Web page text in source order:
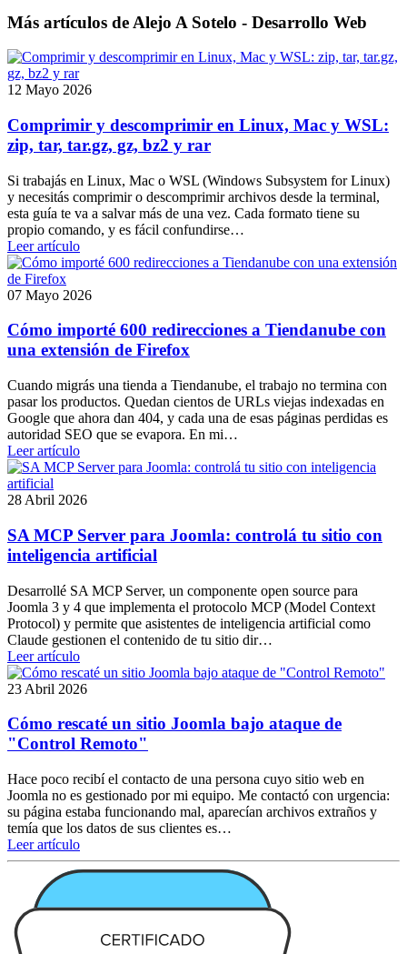
Más artículos de Alejo A Sotelo - Desarrollo Web
12 Mayo 2026
Comprimir y descomprimir en Linux, Mac y WSL:
zip, tar, tar.gz, gz, bz2 y rar
Si trabajás en Linux, Mac o WSL (Windows Subsystem for Linux)
y necesitás comprimir o descomprimir archivos desde la terminal,
esta guía te va a salvar más de una vez. Cada formato tiene su
propio comando, y es fácil confundirse…
Leer artículo
07 Mayo 2026
Cómo importé 600 redirecciones a Tiendanube con
una extensión de Firefox
Cuando migrás una tienda a Tiendanube, el trabajo no termina con
pasar los productos. Quedan cientos de URLs viejas indexadas en
Google que ahora dan 404, y cada una de esas páginas perdidas es
autoridad SEO que se evapora. En mi…
Leer artículo
28 Abril 2026
SA MCP Server para Joomla: controlá tu sitio con
inteligencia artificial
Desarrollé SA MCP Server, un componente open source para
Joomla 3 y 4 que implementa el protocolo MCP (Model Context
Protocol) y permite que asistentes de inteligencia artificial como
Claude gestionen el contenido de tu sitio dir…
Leer artículo
23 Abril 2026
Cómo rescaté un sitio Joomla bajo ataque de
"Control Remoto"
Hace poco recibí el contacto de una persona cuyo sitio web en
Joomla no es gestionado por mi equipo. Me contactó con urgencia:
su página estaba funcionando mal, aparecían archivos extraños y
temía que los datos de sus clientes es…
Leer artículo